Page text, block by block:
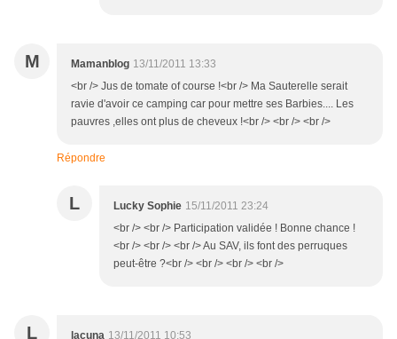
M Mamanblog 13/11/2011 13:33
<br /> Jus de tomate of course !<br /> Ma Sauterelle serait
ravie d'avoir ce camping car pour mettre ses Barbies.... Les
pauvres ,elles ont plus de cheveux !<br /> <br /> <br />
Répondre
L Lucky Sophie 15/11/2011 23:24
<br /> <br /> Participation validée ! Bonne chance !
<br /> <br /> <br /> Au SAV, ils font des perruques
peut-être ?<br /> <br /> <br /> <br />
L lacuna 13/11/2011 10:53